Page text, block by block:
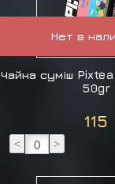
Нет в
Чайна суміш
50gr
115
< >